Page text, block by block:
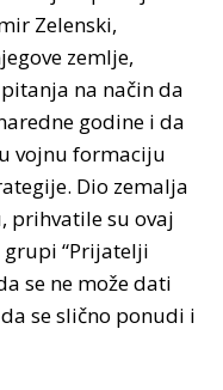
Zelenski,
zemlje,
na način da
godine i da
vojnu formaciju
Dio zemalja
prihvatile su ovaj
“Prijatelji
se ne može dati
se slično ponudi i